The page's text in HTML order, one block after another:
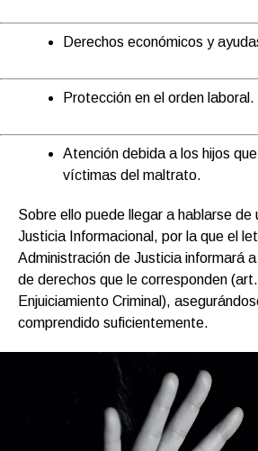
Derechos económicos y
Protección en el orden laboral.
Atención debida a los hijos
víctimas del maltrato.
Sobre ello puede llegar a hablarse de
Justicia Informacional, por la que el
Administración de Justicia informará
de derechos que le corresponden
Enjuiciamiento Criminal),
comprendido suficientemente.